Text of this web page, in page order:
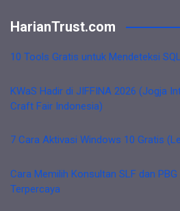
HarianTrust.com
10 Tools Gratis untuk Mendeteksi
KWaS Hadir di JIFFINA 2026 (Jogja
Craft Fair Indonesia)
7 Cara Aktivasi Windows 10 Gratis
Cara Memilih Konsultan SLF dan
Terpercaya